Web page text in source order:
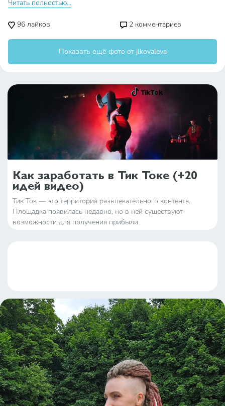
Читать полностью...
96 лайков 2 комментариев
Показать ещё фото от jlkovaleva
Как заработать в Тик Токе (+20
идей видео)
Тик Ток — это территория развлекательного контента.
Площадка появилась недавно, но в ней существуют
возможности для получения прибыли